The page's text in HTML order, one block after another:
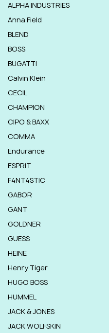
ALPHA INDUSTRIES
Anna Field
BLEND
BOSS
BUGATTI
Calvin Klein
CECIL
CHAMPION
CIPO & BAXX
COMMA
Endurance
ESPRIT
F4NT4STIC
GABOR
GANT
GOLDNER
GUESS
HEINE
Henry Tiger
HUGO BOSS
HUMMEL
JACK & JONES
JACK WOLFSKIN